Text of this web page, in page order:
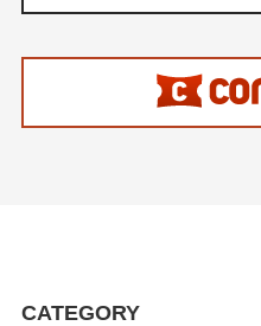
CATEGORY